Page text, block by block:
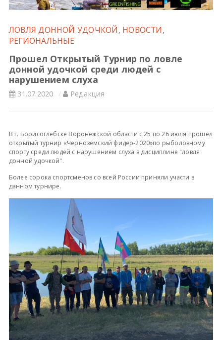
ЛОВЛЯ ДОННОЙ УДОЧКОЙ, НОВОСТИ,
РЕГИОНАЛЬНЫЕ
Прошел Открытый Турнир по ловле
донной удочкой среди людей с
нарушением слуха
31.07.2020 Редакция
В г. Борисоглебске Воронежской области с 25 по 26 июля прошёл
открытый турнир «Черноземский фидер-2020»по рыболовному
спорту среди людей с нарушением слуха в дисциплине "ловля
донной удочкой".
Более сорока спортсменов со всей России приняли участи в
данном турнире.
Судейские документы